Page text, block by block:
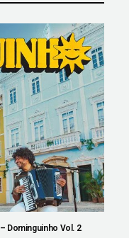
Dominguinho Vol. 2